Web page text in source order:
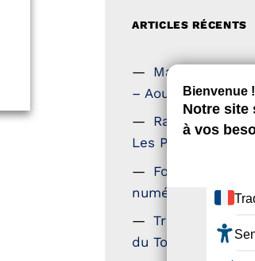
ARTICLES RÉCENTS
Magazine
– Aout 2026
Rallye Aicha
Les Petillantes
Formation
numérique
Trophées
du Tourisme